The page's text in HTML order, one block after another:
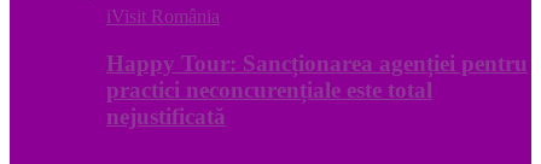
iVisit România
Happy Tour: Sancționarea agenției pentru
practici neconcurențiale este total
nejustificată